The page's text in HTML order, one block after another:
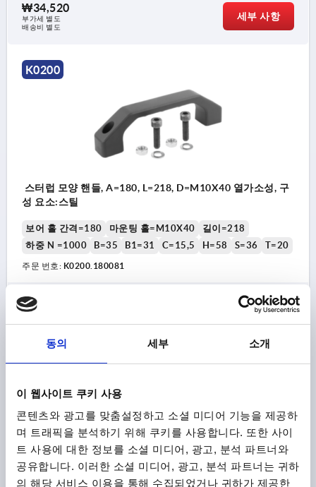
동의 세부 소개
이 웹사이트 쿠키 사용
콘텐츠와 광고를 맞춤설정하고 소셜 미디어 기능을 제공하
며 트래픽을 분석하기 위해 쿠키를 사용합니다. 또한 사이
트 사용에 대한 정보를 소셜 미디어, 광고, 분석 파트너와
공유합니다. 이러한 소셜 미디어, 광고, 분석 파트너는 귀하
의 해당 서비스 이용을 통해 수집되었거나 귀하가 제공한
₩34,520
부가세 별도
배송비 별도
세부 사항
K0200
스터럽 모양 핸들, A=180, L=218, D=M10X40 열가소성, 구
성 요소:스틸
보어 홀 간격=180 마운팅 홀=M10X40
길이=218
하중 N =1000
B=35 B1=31 C=15,5 H=58 S=36 T=20
주문 번호: K0200.180081
₩49,320
부가세 별도
세부 사항
K0200
스터럽 모양 핸들 습한 영역, A=100, L=122, D=M05X22 열